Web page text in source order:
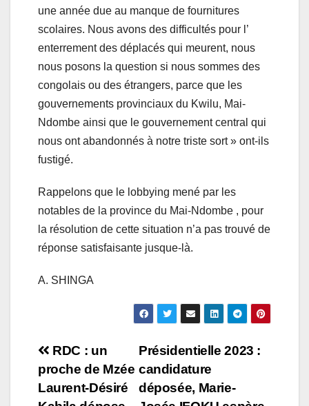
une année due au manque de fournitures
scolaires. Nous avons des difficultés pour l’
enterrement des déplacés qui meurent, nous
nous posons la question si nous sommes des
congolais ou des étrangers, parce que les
gouvernements provinciaux du Kwilu, Mai-
Ndombe ainsi que le gouvernement central qui
nous ont abandonnés à notre triste sort » ont-ils
fustigé.
Rappelons que le lobbying mené par les
notables de la province du Mai-Ndombe , pour
la résolution de cette situation n’a pas trouvé de
réponse satisfaisante jusque-là.
A. SHINGA
Navigation
de
Présidentielle 2023 :
candidature
déposée, Marie-
RDC : un
proche de Mzée
Laurent-Désiré